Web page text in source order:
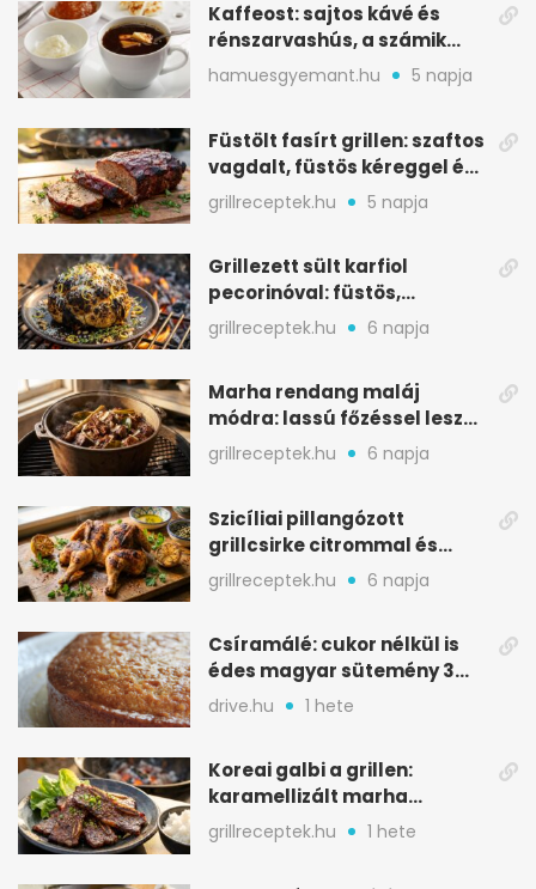
Kaffeost: sajtos kávé és
rénszarvashús, a számik
melegítő itala
hamuesgyemant.hu 5 napja
Füstölt fasírt grillen: szaftos
vagdalt, füstös kéreggel és
BBQ mázzal
grillreceptek.hu 5 napja
Grillezett sült karfiol
pecorinóval: füstös,
karamellizált nyári kedvenc
grillreceptek.hu 6 napja
Marha rendang maláj
módra: lassú főzéssel lesz
igazán szaftos
grillreceptek.hu 6 napja
Szicíliai pillangózott
grillcsirke citrommal és
oregánóval
grillreceptek.hu 6 napja
Csíramálé: cukor nélkül is
édes magyar sütemény 3
alapanyagból
drive.hu 1 hete
Koreai galbi a grillen:
karamellizált marha
rövidborda gyorsan
grillreceptek.hu 1 hete